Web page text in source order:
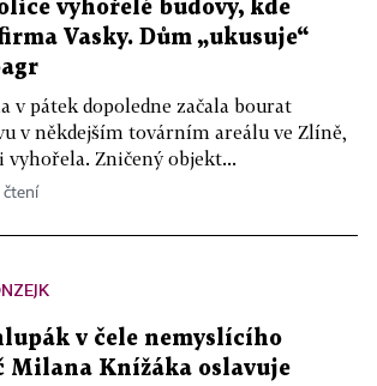
vyhořelé budovy, kde
Vasky. Dům „ukusuje“
v pátek dopoledne začala bourat
v někdejším továrním areálu ve Zlíně,
vyhořela. Zničený objekt...
čtení
v čele nemyslícího
Milana Knížáka oslavuje